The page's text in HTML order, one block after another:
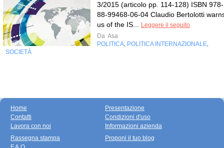
3/2015 (articolo pp. 114-128) ISBN 978-
88-99468-06-04 Claudio Bertolotti
us of the IS... Leggere il seguito
Da Asa
POLITICA, POLITICA INTERNAZIONALE,
SOCIETÀ
Home
Contatti
Lavora con noi
Presentazione
Condizioni d'uso
Informazioni azienda
Rassegna stampa
Proponi il tuo blog